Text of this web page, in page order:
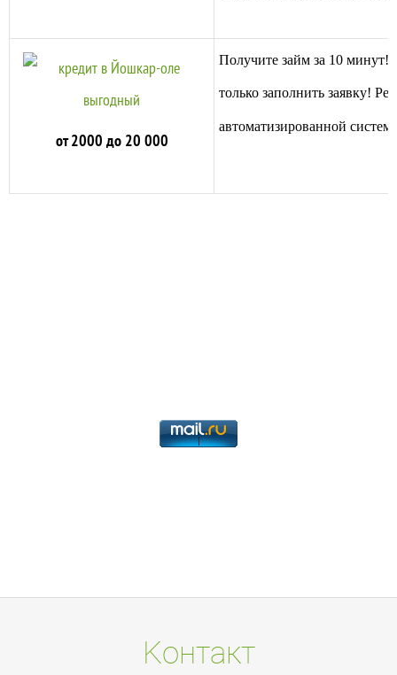
от 2000 до 20 000
Получите займ за 10 минут!
только заполнить заявку!
автоматизированной
Koнтакт